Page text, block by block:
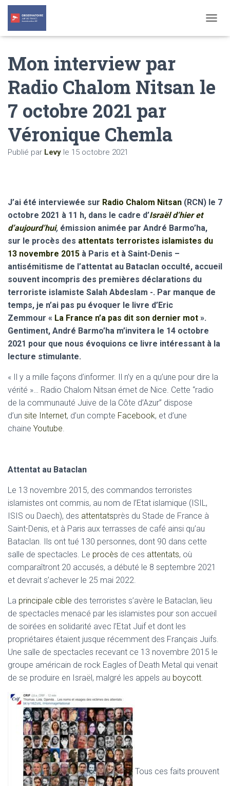
O
N
A
Mon interview par
Radio Chalom Nitsan le
7 octobre 2021 par
Véronique Chemla
Publié par Levy le 15 octobre 2021
J’ai été interviewée sur Radio Chalom Nitsan (RCN) le 7
octobre 2021 à 11 h, dans le cadre d’Israël d’hier et
d’aujourd’hui, émission animée par André Barmo’ha,
sur le procès des attentats terroristes islamistes du
13 novembre 2015 à Paris et à Saint-Denis –
antisémitisme de l’attentat au Bataclan occulté, accueil
souvent incompris des premières déclarations du
terroriste islamiste Salah Abdeslam -. Par manque de
temps, je n’ai pas pu évoquer le livre d’Eric
Zemmour « La France n’a pas dit son dernier mot ».
Gentiment, André Barmo’ha m’invitera le 14 octobre
2021 pour que nous évoquions ce livre intéressant à la
lecture stimulante.
« Il y a mille façons d’informer. Il n’y en a qu’une pour dire la
vérité »… Radio Chalom Nitsan émet de Nice. Cette “radio
de la communauté Juive de la Côte d’Azur” dispose
d’un site Internet, d’un compte Facebook, et d’une
chaine Youtube.
Attentat au Bataclan
Le 13 novembre 2015, des commandos terroristes
islamistes ont commis, au nom de l’Etat islamique (ISIL,
ISIS ou Daech), des attentatsprès du Stade de France à
Saint-Denis, et à Paris aux terrasses de café ainsi qu’au
Bataclan. Ils ont tué 130 personnes, dont 90 dans cette
salle de spectacles. Le procès de ces attentats, où
comparaîtront 20 accusés, a débuté le 8 septembre 2021
et devrait s’achever le 25 mai 2022.
La principale cible des terroristes s’avère le Bataclan, lieu
de spectacles menacé par les islamistes pour son accueil
de soirées en solidarité avec l’Etat Juif et dont les
propriétaires étaient jusque récemment des Français Juifs.
Une salle de spectacles recevant ce 13 novembre 2015 le
groupe américain de rock Eagles of Death Metal qui venait
de se produire en Israël, malgré les appels au boycott.
Tous ces faits prouvent